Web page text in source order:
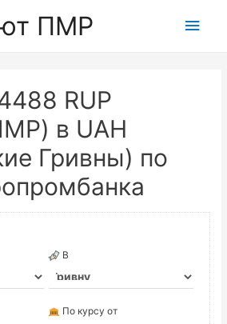
ПМР
RUP
в UAH
Гривны) по
В
По курсу от